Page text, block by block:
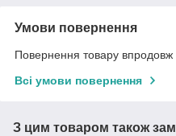
Умови повернення
Повернення товару впродовж
Всі умови повернення
З цим товаром також